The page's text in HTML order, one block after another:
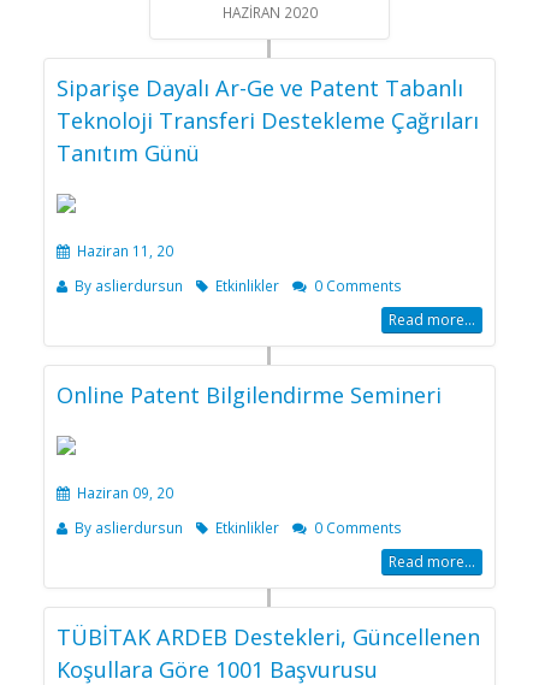
HAZIRAN 2020
Siparişe Dayalı Ar-Ge ve Patent Tabanlı
Teknoloji Transferi Destekleme Çağrıları
Tanıtım Günü
Haziran 11, 20
By aslierdursun Etkinlikler 0 Comments
Read more...
Online Patent Bilgilendirme Semineri
Haziran 09, 20
By aslierdursun Etkinlikler 0 Comments
Read more...
TÜBİTAK ARDEB Destekleri, Güncellenen
Koşullara Göre 1001 Başvurusu